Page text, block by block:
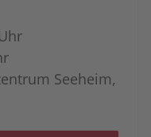
Seeheim,